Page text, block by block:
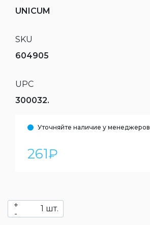
UNICUM
SKU
604905
UPC
300032.
Уточняйте наличие у менеджеров
261₽
+
-
шт.